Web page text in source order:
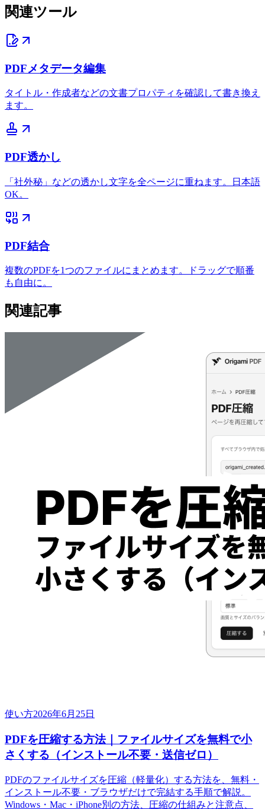
関連ツール
PDFメタデータ編集
タイトル・作成者などの文書プロパティを確認して書き換え
ます。
PDF透かし
「社外秘」などの透かし文字を全ページに重ねます。日本語
OK。
PDF結合
複数のPDFを1つのファイルにまとめます。ドラッグで順番
も自由に。
関連記事
使い方2026年6月25日
PDFを圧縮する方法｜ファイルサイズを無料で小
さくする（インストール不要・送信ゼロ）
PDFのファイルサイズを圧縮（軽量化）する方法を、無料・
インストール不要・ブラウザだけで完結する手順で解説。
Windows・Mac・iPhone別の方法、圧縮の仕組みと注意点、